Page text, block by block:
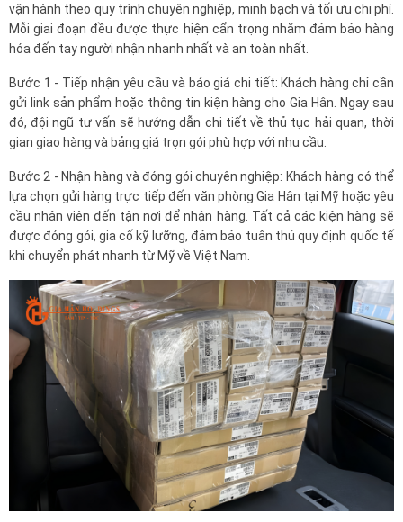
vận hành theo quy trình chuyên nghiệp, minh bạch và tối ưu chi phí.
Mỗi giai đoạn đều được thực hiện cẩn trọng nhằm đảm bảo hàng
hóa đến tay người nhận nhanh nhất và an toàn nhất.
Bước 1 - Tiếp nhận yêu cầu và báo giá chi tiết: Khách hàng chỉ cần
gửi link sản phẩm hoặc thông tin kiện hàng cho Gia Hân. Ngay sau
đó, đội ngũ tư vấn sẽ hướng dẫn chi tiết về thủ tục hải quan, thời
gian giao hàng và bảng giá trọn gói phù hợp với nhu cầu.
Bước 2 - Nhận hàng và đóng gói chuyên nghiệp: Khách hàng có thể
lựa chọn gửi hàng trực tiếp đến văn phòng Gia Hân tại Mỹ hoặc yêu
cầu nhân viên đến tận nơi để nhận hàng. Tất cả các kiện hàng sẽ
được đóng gói, gia cố kỹ lưỡng, đảm bảo tuân thủ quy định quốc tế
khi chuyển phát nhanh từ Mỹ về Việt Nam.